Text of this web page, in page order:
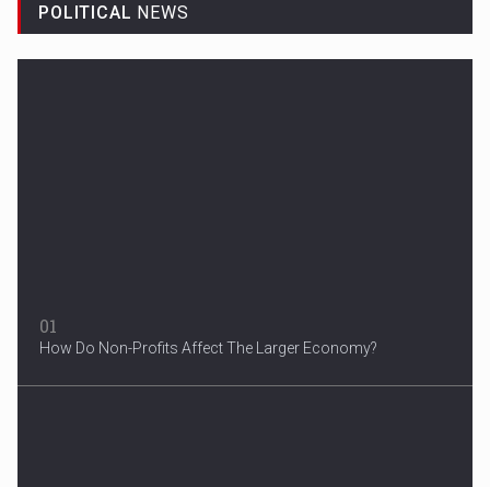
POLITICAL NEWS
01
How Do Non-Profits Affect The Larger Economy?